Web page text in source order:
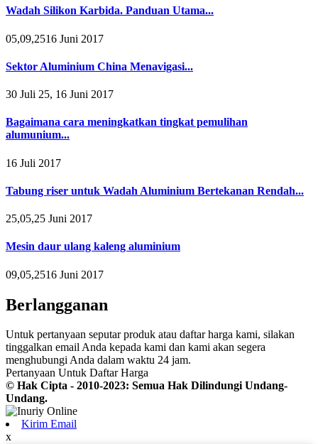
Wadah Silikon Karbida. Panduan Utama...
05,09,2516 Juni 2017
Sektor Aluminium China Menavigasi...
30 Juli 25, 16 Juni 2017
Bagaimana cara meningkatkan tingkat pemulihan
alumunium...
16 Juli 2017
Tabung riser untuk Wadah Aluminium Bertekanan Rendah...
25,05,25 Juni 2017
Mesin daur ulang kaleng aluminium
09,05,2516 Juni 2017
Berlangganan
Untuk pertanyaan seputar produk atau daftar harga kami, silakan
tinggalkan email Anda kepada kami dan kami akan segera
menghubungi Anda dalam waktu 24 jam.
Pertanyaan Untuk Daftar Harga
© Hak Cipta - 2010-2023: Semua Hak Dilindungi Undang-
Undang.
Kirim Email
x